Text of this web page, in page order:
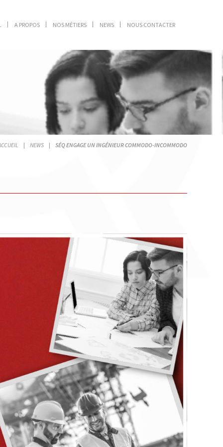
A PROPOS NOS MÉTIERS NEWS NOUS CONTACTER
| NEWS | SÉQ ENGAGE UN INGÉNIEUR COMMODO-INCOMMODO